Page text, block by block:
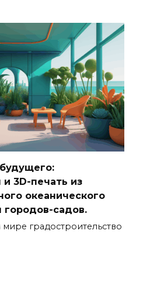
3D-печать из
океанического
городов-садов.
градостроительство